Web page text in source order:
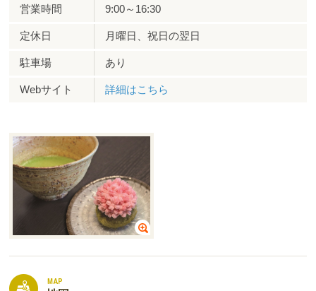
営業時間 9:00～16:30
定休日 月曜日、祝日の翌日
駐車場 あり
Webサイト 詳細はこちら